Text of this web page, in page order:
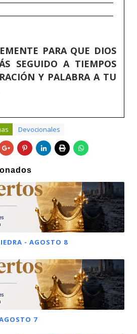
PARA QUE DIOS
SEGUIDO A TIEMPOS
Y PALABRA A TU
Devocionales
- AGOSTO 8
7